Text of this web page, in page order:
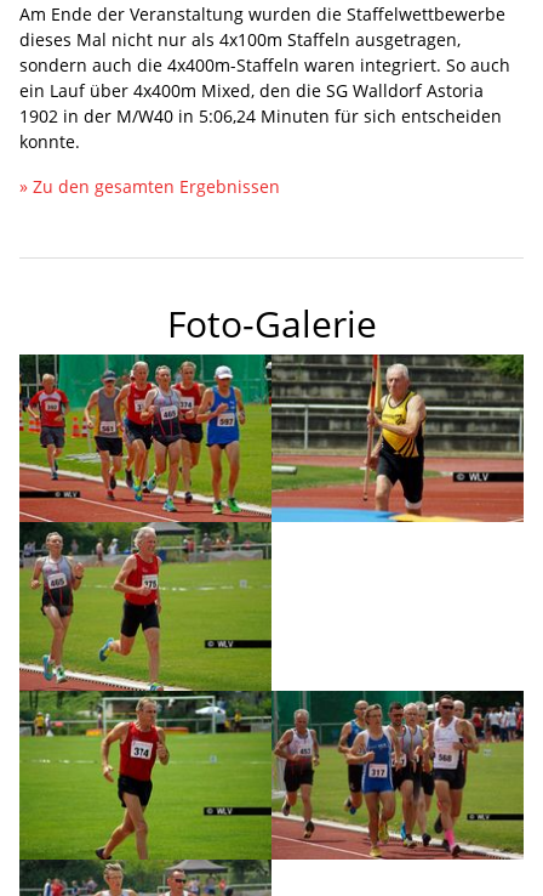
Am Ende der Veranstaltung wurden die Staffelwettbewerbe
dieses Mal nicht nur als 4x100m Staffeln ausgetragen,
sondern auch die 4x400m-Staffeln waren integriert. So auch
ein Lauf über 4x400m Mixed, den die SG Walldorf Astoria
1902 in der M/W40 in 5:06,24 Minuten für sich entscheiden
konnte.
» Zu den gesamten Ergebnissen
Foto-Galerie